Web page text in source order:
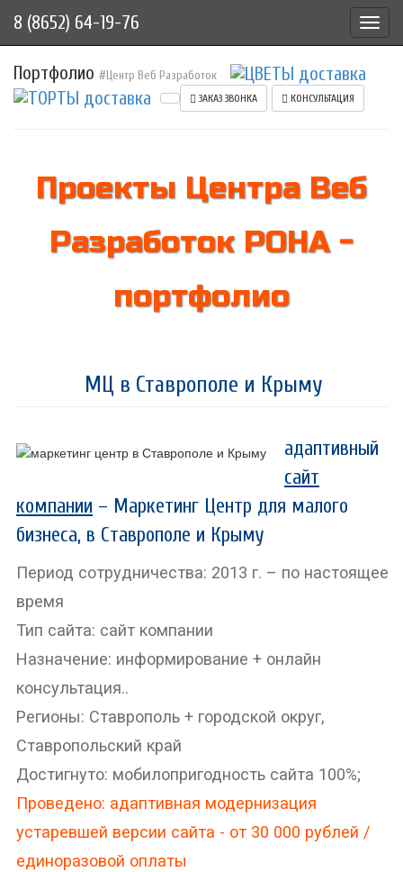
8 (8652) 64-19-76
Портфолио #Центр Веб Разработок
ЗАКАЗ ЗВОНКА КОНСУЛЬТАЦИЯ
Проекты Центра Веб
Разработок РОНА -
портфолио
МЦ в Ставрополе и Крыму
адаптивный
сайт
компании – Маркетинг Центр для малого
бизнеса, в Ставрополе и Крыму
Период сотрудничества: 2013 г. – по настоящее
время
Тип сайта: сайт компании
Назначение: информирование + онлайн
консультация..
Регионы: Ставрополь + городской округ,
Ставропольский край
Достигнуто: мобилопригодность сайта 100%;
Проведено: адаптивная модернизация
устаревшей версии сайта - от 30 000 рублей /
единоразовой оплаты